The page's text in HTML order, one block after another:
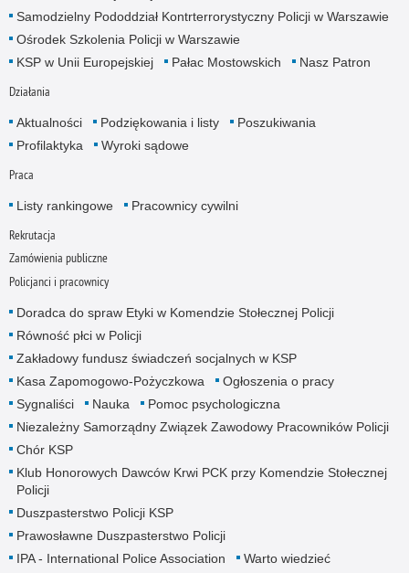
Samodzielny Pododdział Kontrterrorystyczny Policji w Warszawie
Ośrodek Szkolenia Policji w Warszawie
KSP w Unii Europejskiej
Pałac Mostowskich Nasz Patron
Działania
Aktualności Podziękowania i listy
Poszukiwania
Profilaktyka
Wyroki sądowe
Praca
Listy rankingowe Pracownicy cywilni
Rekrutacja
Zamówienia publiczne
Policjanci i pracownicy
Doradca do spraw Etyki w Komendzie Stołecznej Policji
Równość płci w Policji
Zakładowy fundusz świadczeń socjalnych w KSP
Kasa Zapomogowo-Pożyczkowa
Ogłoszenia o pracy
Sygnaliści
Nauka
Pomoc psychologiczna
Niezależny Samorządny Związek Zawodowy Pracowników Policji
Chór KSP
Klub Honorowych Dawców Krwi PCK przy Komendzie Stołecznej
Policji
Duszpasterstwo Policji KSP
Prawosławne Duszpasterstwo Policji
IPA - International Police Association
Warto wiedzieć